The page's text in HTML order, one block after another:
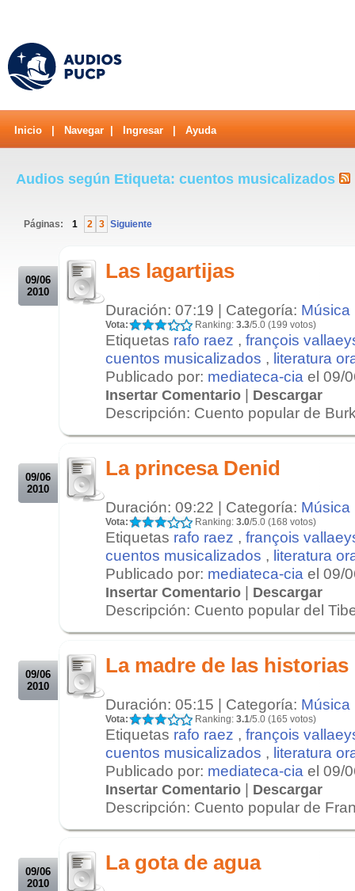
Inicio Navegar Ingresar Ayuda
Audios según Etiqueta: cuentos musicalizados
Páginas: 1 2 3 Siguiente
09/06
2010
Las lagartijas
Duración: 07:19 | Categoría: Música
Vota: Ranking: 3.3/5.0 (199 votos)
Etiquetas rafo raez , françois
cuentos musicalizados , literatura
Publicado por: mediateca-cia el 09/
Insertar Comentario | Descargar
Descripción: Cuento popular de
09/06
2010
La princesa Denid
Duración: 09:22 | Categoría: Música
Vota: Ranking: 3.0/5.0 (168 votos)
Etiquetas rafo raez , françois
cuentos musicalizados , literatura
Publicado por: mediateca-cia el 09/
Insertar Comentario | Descargar
Descripción: Cuento popular del
09/06
2010
La madre de las historias
Duración: 05:15 | Categoría: Música
Vota: Ranking: 3.1/5.0 (165 votos)
Etiquetas rafo raez , françois
cuentos musicalizados , literatura
Publicado por: mediateca-cia el 09/
Insertar Comentario | Descargar
Descripción: Cuento popular de
09/06
2010
La gota de agua